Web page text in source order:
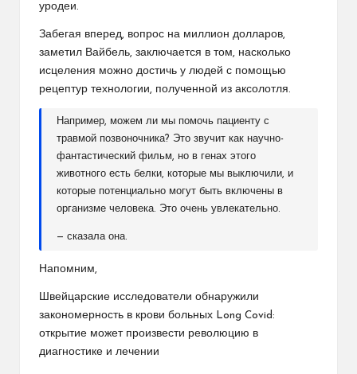
уродеи.
Забегая вперед, вопрос на миллион долларов,
заметил Вайбель, заключается в том, насколько
исцеления можно достичь у людей с помощью
рецептур технологии, полученной из аксолотля.
Например, можем ли мы помочь пациенту с
травмой позвоночника? Это звучит как научно-
фантастический фильм, но в генах этого
животного есть белки, которые мы выключили, и
которые потенциально могут быть включены в
организме человека. Это очень увлекательно.
— сказала она.
Напомним,
Швейцарские исследователи обнаружили
закономерность в крови больных Long Covid:
открытие может произвести революцию в
диагностике и лечении